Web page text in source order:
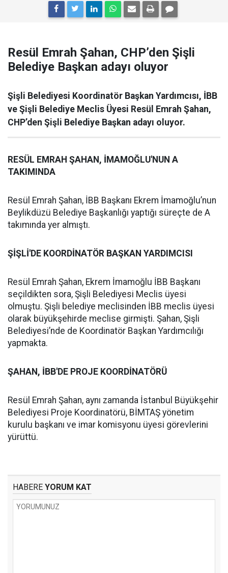
Resül Emrah Şahan, CHP’den Şişli
Belediye Başkan adayı oluyor
Şişli Belediyesi Koordinatör Başkan Yardımcısı, İBB
ve Şişli Belediye Meclis Üyesi Resül Emrah Şahan,
CHP’den Şişli Belediye Başkan adayı oluyor.
RESÜL EMRAH ŞAHAN, İMAMOĞLU'NUN A
TAKIMINDA
Resül Emrah Şahan, İBB Başkanı Ekrem İmamoğlu’nun
Beylikdüzü Belediye Başkanlığı yaptığı süreçte de A
takımında yer almıştı.
ŞİŞLİ'DE KOORDİNATÖR BAŞKAN YARDIMCISI
Resül Emrah Şahan, Ekrem İmamoğlu İBB Başkanı
seçildikten sora, Şişli Belediyesi Meclis üyesi
olmuştu. Şişli belediye meclisinden İBB meclis üyesi
olarak büyükşehirde meclise girmişti. Şahan, Şişli
Belediyesi’nde de Koordinatör Başkan Yardımcılığı
yapmakta.
ŞAHAN, İBB'DE PROJE KOORDİNATÖRÜ
Resül Emrah Şahan, aynı zamanda İstanbul Büyükşehir
Belediyesi Proje Koordinatörü, BİMTAŞ yönetim
kurulu başkanı ve imar komisyonu üyesi görevlerini
yürüttü.
HABERE YORUM KAT